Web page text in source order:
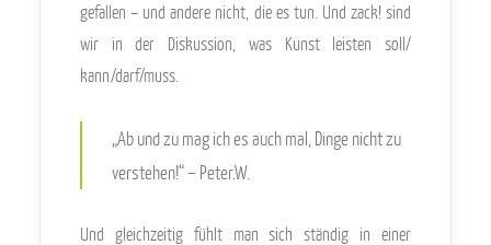
gefallen – und andere nicht, die es tun. Und zack! sind
wir in der Diskussion, was Kunst leisten soll/
kann/darf/muss.
„Ab und zu mag ich es auch mal, Dinge nicht zu
verstehen!“ – Peter.W.
Und gleichzeitig fühlt man sich ständig in einer